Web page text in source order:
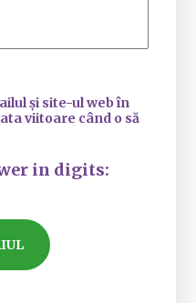
și site-ul web în
viitoare când o să
in digits: